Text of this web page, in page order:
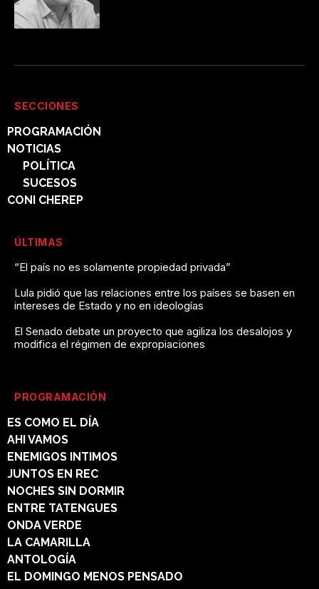
SECCIONES
PROGRAMACIÓN
NOTICIAS
POLÍTICA
SUCESOS
CONI CHEREP
ÚLTIMAS
“El país no es solamente propiedad privada”
Lula pidió que las relaciones entre los países se basen en
intereses de Estado y no en ideologías
El Senado debate un proyecto que agiliza los desalojos y
modifica el régimen de expropiaciones
PROGRAMACIÓN
ES COMO EL DÍA
AHI VAMOS
ENEMIGOS INTIMOS
JUNTOS EN REC
NOCHES SIN DORMIR
ENTRE TATENGUES
ONDA VERDE
LA CAMARILLA
ANTOLOGÍA
EL DOMINGO MENOS PENSADO